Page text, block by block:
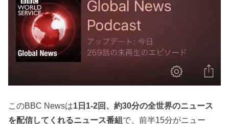
このBBC Newsは1日1-2回、約30分の全世界のニュース
を配信してくれるニュース番組で、前半15分がニュー